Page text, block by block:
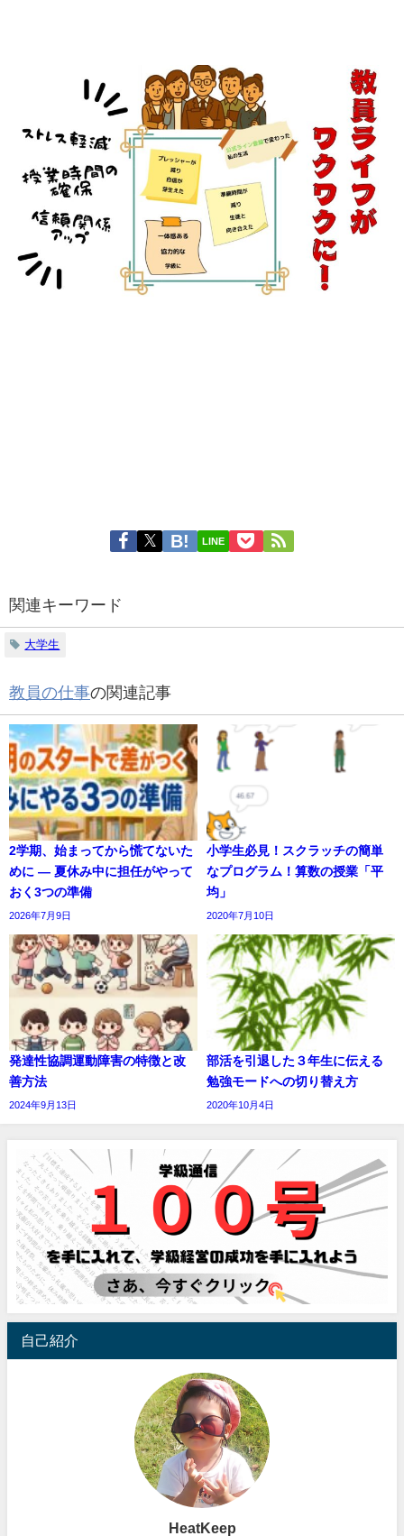
LINE
関連キーワード
大学生
教員の仕事の関連記事
2学期、始まってから慌てないた
めに ― 夏休み中に担任がやって
おく3つの準備
2026年7月9日
小学生必見！スクラッチの簡単
なプログラム！算数の授業「平
均」
2020年7月10日
発達性協調運動障害の特徴と改
善方法
2024年9月13日
部活を引退した３年生に伝える
勉強モードへの切り替え方
2020年10月4日
自己紹介
HeatKeep